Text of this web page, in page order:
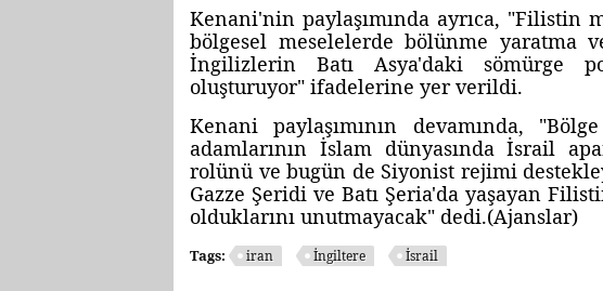
Kenani'nin paylaşımında ayrıca, "Filistin
bölgesel meselelerde bölünme yaratma
İngilizlerin Batı Asya'daki sömürge
oluşturuyor" ifadelerine yer verildi.
Kenani paylaşımının devamında,
adamlarının İslam dünyasında İsrail
rolünü ve bugün de Siyonist rejimi
Gazze Şeridi ve Batı Şeria'da yaşayan
olduklarını unutmayacak" dedi.(Ajanslar)
Tags: iran İngiltere İsrail